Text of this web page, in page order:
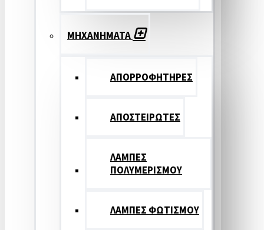
ΜΗΧΑΝΗΜΑΤΑ
ΑΠΟΡΡΟΦΗΤΗΡΕΣ
ΑΠΟΣΤΕΙΡΩΤΕΣ
ΛΑΜΠΕΣ
ΠΟΛΥΜΕΡΙΣΜΟΥ
ΛΑΜΠΕΣ ΦΩΤΙΣΜΟΥ